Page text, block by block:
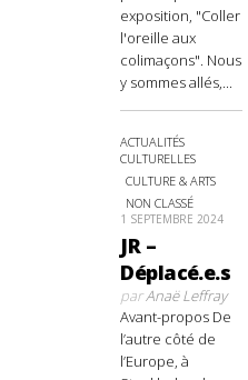
exposition, "Coller
l'oreille aux
colimaçons". Nous
y sommes allés,...
ACTUALITÉS
CULTURELLES
CULTURE & ARTS
NON CLASSÉ
1 SEPTEMBRE 2024
JR –
Déplacé.e.s
parAnaë Leffray
Avant-propos De
l’autre côté de
l’Europe, à